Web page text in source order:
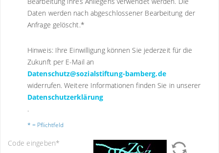
Daten werden nach abgeschlossener Bearbeitung der
Anfrage gelöscht.*
Hinweis: Ihre Einwilligung können Sie jederzeit für die
Zukunft per E-Mail an
Datenschutz@sozialstiftung-bamberg.de
widerrufen. Weitere Informationen finden Sie in unserer
Datenschutzerklärung
.
* = Pflichtfeld
Code eingeben*